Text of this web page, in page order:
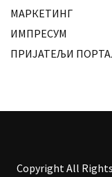
МАРКЕТИНГ
ИМПРЕСУМ
ПРИЈАТЕЉИ
Copyright All